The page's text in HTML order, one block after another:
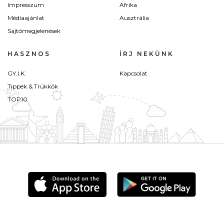
Impresszum
Médiaajánlat
Sajtómegjelenések
Afrika
Ausztrália
HASZNOS
GY.I.K.
Tippek & Trükkök
TOP10
ÍRJ NEKÜNK
Kapcsolat